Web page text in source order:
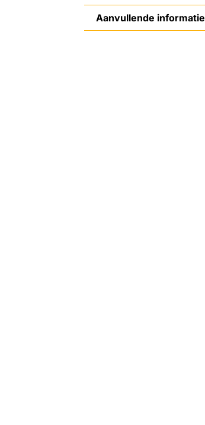
Aanvullende informatie